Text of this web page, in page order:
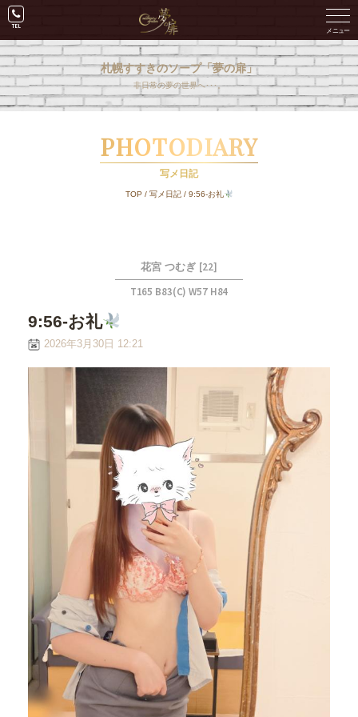
札幌すすきのソープ「夢の扉」
非日常の夢の世界へ･･･。
PHOTODIARY
写メ日記
TOP / 写メ日記/ 9:56-お礼
花宮 つむぎ [22]
T165 B83(C) W57 H84
9:56-お礼
2026年3月30日 12:21